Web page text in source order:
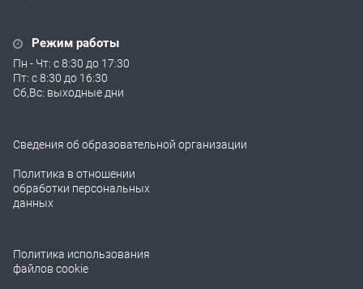
Режим работы
Пн - Чт: с 8:30 до 17:30
Пт: с 8:30 до 16:30
Сб,Вс: выходные дни
Сведения об образовательной организации
Политика в отношении
обработки персональных
данных
Политика использования
файлов cookie